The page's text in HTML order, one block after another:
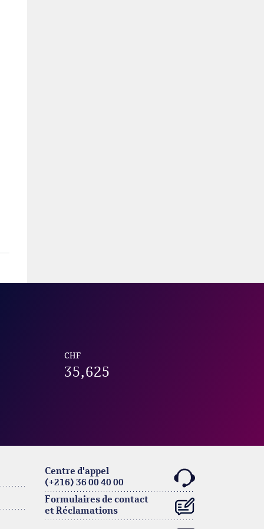
CHF
35,625
Centre d'appel
(+216) 36 00 40 00
Formulaires de contact
et Réclamations